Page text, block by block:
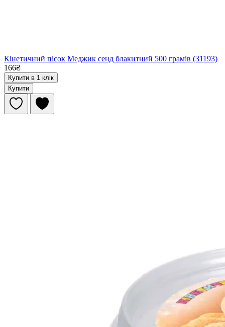
Кінетичний пісок Меджик сенд блакитний 500 грамів (31193)
166₴
Купити в 1 клік
Купити